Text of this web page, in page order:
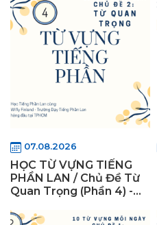
07.08.2026
HỌC TỪ VỰNG TIẾNG
PHẦN LAN / Chủ Đề Từ
Quan Trọng (Phần 4) -